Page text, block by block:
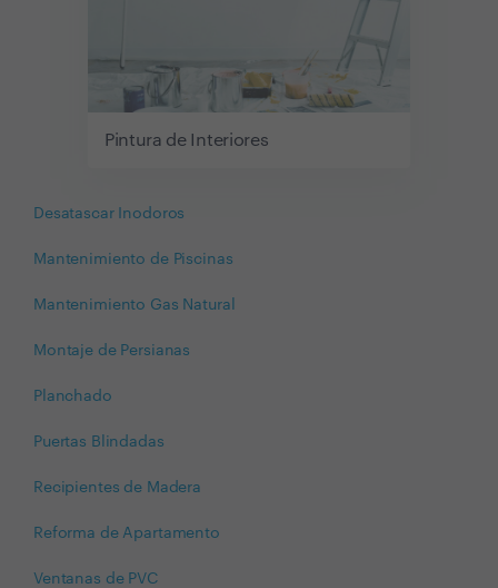
Pintura de Interiores
Desatascar Inodoros
Mantenimiento de Piscinas
Mantenimiento Gas Natural
Montaje de Persianas
Planchado
Puertas Blindadas
Recipientes de Madera
Reforma de Apartamento
Ventanas de PVC